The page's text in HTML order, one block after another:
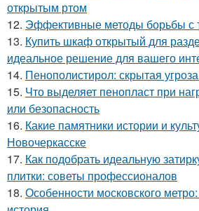
открытым ртом
12. Эффективные методы борьбы с
13. Купить шкаф открытый для
идеальное решение для вашего
14. Пенополистирол: скрытая
15. Что выделяет пенопласт при
или безопасность
16. Какие памятники истории и
Новочеркасске
17. Как подобрать идеальную
плитки: советы профессионалов
18. Особенности московского